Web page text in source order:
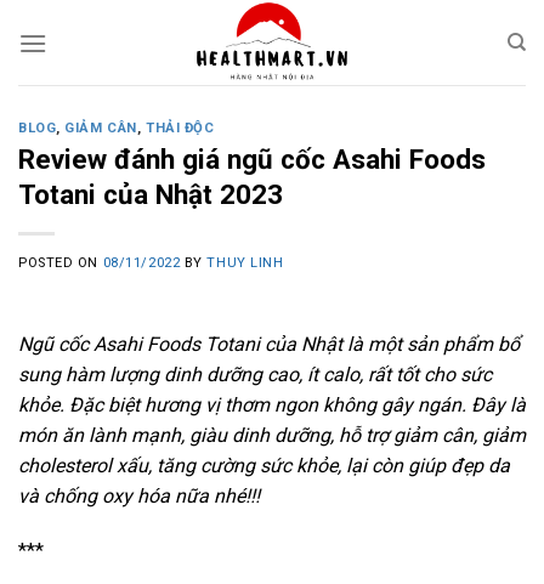
BLOG, GIẢM CÂN, THẢI ĐỘC
Review đánh giá ngũ cốc Asahi Foods
Totani của Nhật 2023
POSTED ON 08/11/2022 BYTHUY LINH
Ngũ cốc Asahi Foods Totani của Nhật là một sản phẩm bổ
sung hàm lượng dinh dưỡng cao, ít calo, rất tốt cho sức
khỏe. Đặc biệt hương vị thơm ngon không gây ngán. Đây là
món ăn lành mạnh, giàu dinh dưỡng, hỗ trợ giảm cân, giảm
cholesterol xấu, tăng cường sức khỏe, lại còn giúp đẹp da
và chống oxy hóa nữa nhé!!!
***